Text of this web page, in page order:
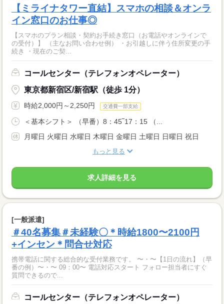
【ミライナタワー直結】スマホの相談＆オンラ
イン窓口のお仕事◎
【スマホのプラン相談・契約お手続き窓口（お電話やオンラインで
の受付）】 （主なお問い合わせ例） ・お引越しに伴う住所変更の手
続き ・現在のご契...
コールセンター（テレフォンオペレーター）
東京都新宿区/新宿駅（徒歩 1分）
時給2,000円～2,250円 交通費一部支給
＜基本シフト＞ （早番）8：45‾17：15 （...
月曜日 火曜日 水曜日 木曜日 金曜日 土曜日 日曜日 祝日
もっと見る
求人詳細を見る
[一般派遣]
＃40名募集＃未経験〇＊時給1800〜2100円
+インセン＊問合せ対応
携帯電話に関する総合的な受付業務です。 〜・〜【1日の流れ】（早
番の例）〜・〜 09：00〜 電話対応スタート フォロー担当者にすぐ
質問できるので...
コールセンター（テレフォンオペレーター）